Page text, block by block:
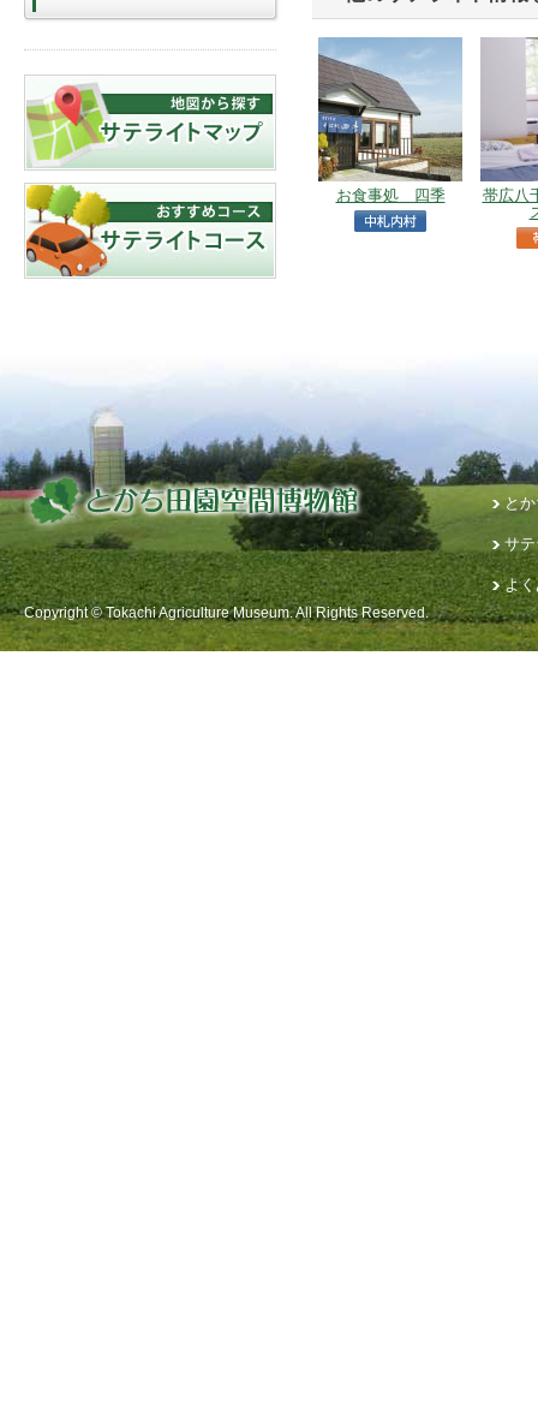
お食事処 四季
帯広八
と
サ
よ
Copyright © Tokachi Agriculture Museum. All Rights Reserved.